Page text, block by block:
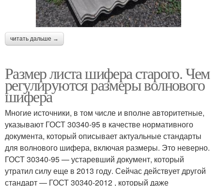
читать дальше →
Размер листа шифера старого. Чем
регулируются размеры волнового
шифера
Многие источники, в том числе и вполне авторитетные,
указывают ГОСТ 30340-95 в качестве нормативного
документа, который описывает актуальные стандарты
для волнового шифера, включая размеры. Это неверно.
ГОСТ 30340-95 — устаревший документ, который
утратил силу еще в 2013 году. Сейчас действует другой
стандарт — ГОСТ 30340-2012 , который даже